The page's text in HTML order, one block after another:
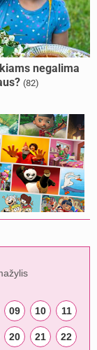
negalima
(82)
09 10 11
20 21 22